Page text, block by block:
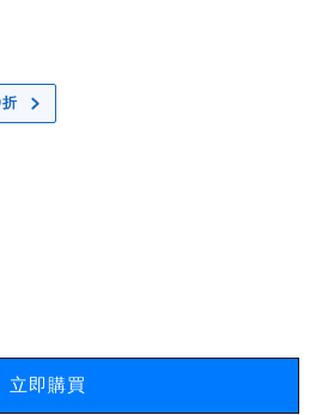
立即購買